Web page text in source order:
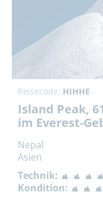
Reisecode: HIHHE
Island Peak,
im Everest-
Nepal
Asien
Technik:
Kondition: